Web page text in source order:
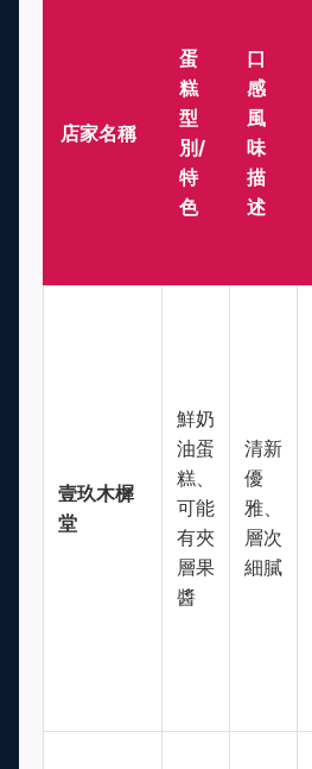
店家名稱
蛋
糕
型
別/
特
色
口
感
風
味
描
述
壹玖木樨
堂
鮮奶
油蛋
糕、
可能
有夾
層果
醬
清新
優
雅、
層次
細膩